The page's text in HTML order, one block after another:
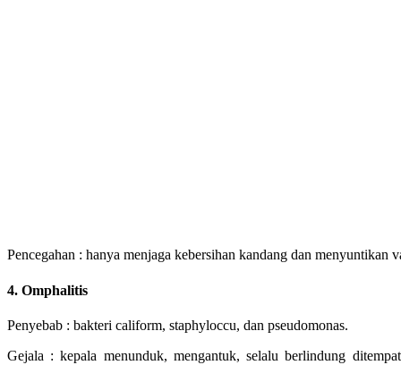
Pencegahan : hanya menjaga kebersihan kandang dan menyuntikan
4. Omphalitis
Penyebab : bakteri caliform, staphyloccu, dan pseudomonas.
Gejala : kepala menunduk, mengantuk, selalu berlindung